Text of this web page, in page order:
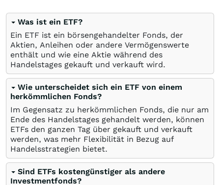
Was ist ein ETF?
Ein ETF ist ein börsengehandelter Fonds, der
Aktien, Anleihen oder andere Vermögenswerte
enthält und wie eine Aktie während des
Handelstages gekauft und verkauft wird.
Wie unterscheidet sich ein ETF von einem
herkömmlichen Fonds?
Im Gegensatz zu herkömmlichen Fonds, die nur am
Ende des Handelstages gehandelt werden, können
ETFs den ganzen Tag über gekauft und verkauft
werden, was mehr Flexibilität in Bezug auf
Handelsstrategien bietet.
Sind ETFs kostengünstiger als andere
Investmentfonds?